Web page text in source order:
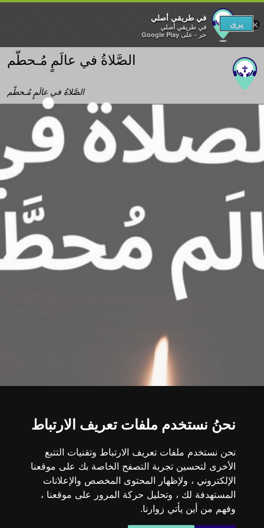
نحنُ نستخدم ملفات تعريف الارتباط
نحن نستخدم ملفات تعريف الارتباط وتقنيات التتبع
الأخرى لتحسين تجربة التصفح الخاصة بك على موقعنا
الإلكتروني ، ولإظهار المحتوى المخصص والإعلانات
المستهدفة لك ، وتحليل حركة المرور على موقعنا ،
وفهم من أين يأتي زوارنا.
×
في طريقي أصلي‎
في طريقي أصلي‎
حر - على Google Play
يرى
الصَّلاةُ في عالَمٍ مُـحطّم
الصَّلاةُ في عالَمٍ مُـحطّم